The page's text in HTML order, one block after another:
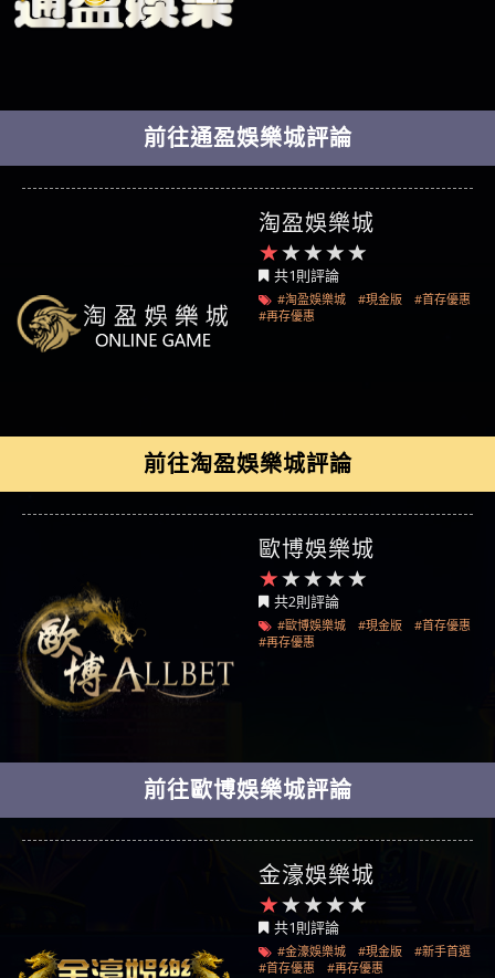
前往通盈娛樂城評論
淘盈娛樂城
共1則評論
#淘盈娛樂城 #現金版
#首存優惠
#再存優惠
前往淘盈娛樂城評論
歐博娛樂城
共2則評論
#歐博娛樂城 #現金版
#首存優惠
#再存優惠
前往歐博娛樂城評論
金濠娛樂城
共1則評論
#金濠娛樂城 #現金版
#新手首選
#首存優惠
#再存優惠